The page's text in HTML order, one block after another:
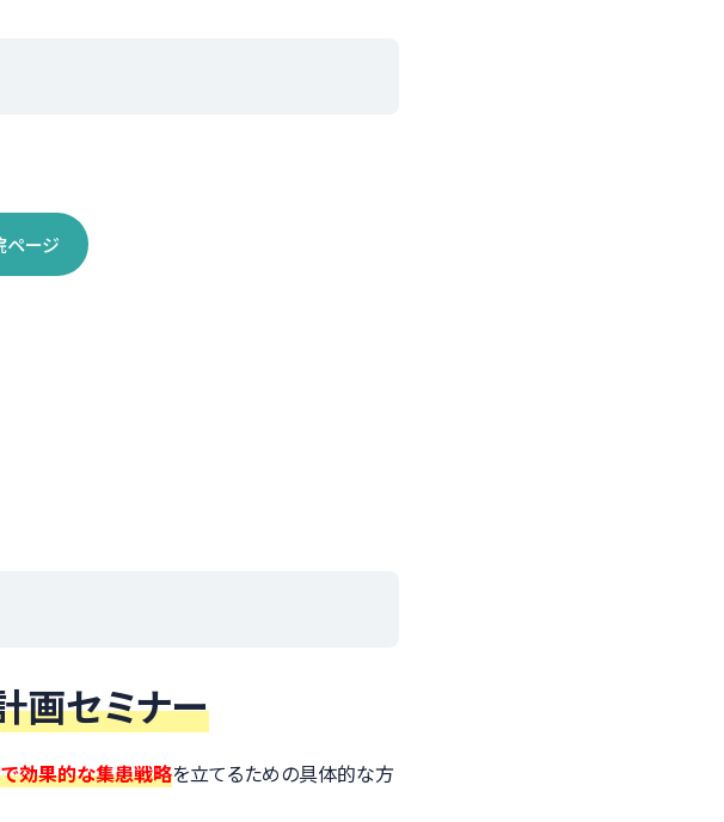
ページ
画セミナー
効果的な集患戦略を立てるための具体的な方